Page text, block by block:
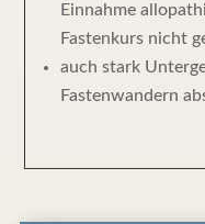
Einnahme
Fastenkurs nicht
auch stark
Fastenwandern